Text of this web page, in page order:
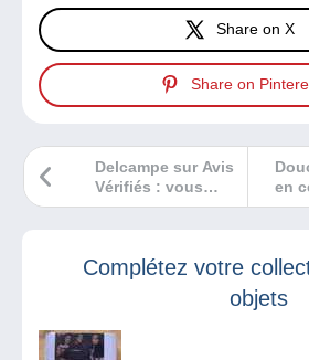
Share on X
Share on
en
Delcampe sur Avis
Vérifiés : vous
êtes nos meilleurs
Complétez votre
objets